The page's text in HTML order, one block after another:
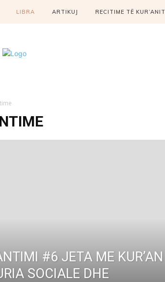
LIBRA ARTIKUJ RECITIME TË KUR’ANIT
#6 JETA ME KUR’AN
SOCIALE DHE